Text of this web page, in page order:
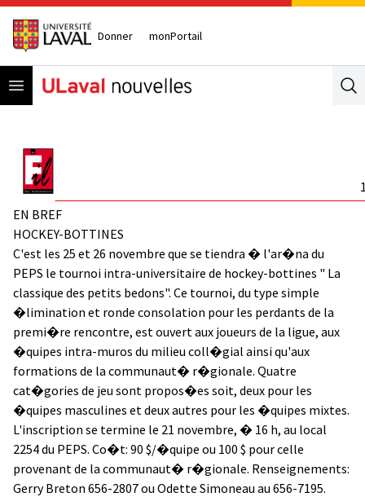
Donner monPortail
Open menu
EN BREF
HOCKEY-BOTTINES
C'est les 25 et 26 novembre que se tiendra � l'ar�na du
PEPS le tournoi intra-universitaire de hockey-bottines " La
classique des petits bedons". Ce tournoi, du type simple
�limination et ronde consolation pour les perdants de la
premi�re rencontre, est ouvert aux joueurs de la ligue, aux
�quipes intra-muros du milieu coll�gial ainsi qu'aux
formations de la communaut� r�gionale. Quatre
cat�gories de jeu sont propos�es soit, deux pour les
�quipes masculines et deux autres pour les �quipes mixtes.
L'inscription se termine le 21 novembre, � 16 h, au local
2254 du PEPS. Co�t: 90 $/�quipe ou 100 $ pour celle
provenant de la communaut� r�gionale. Renseignements:
Gerry Breton 656-2807 ou Odette Simoneau au 656-7195.